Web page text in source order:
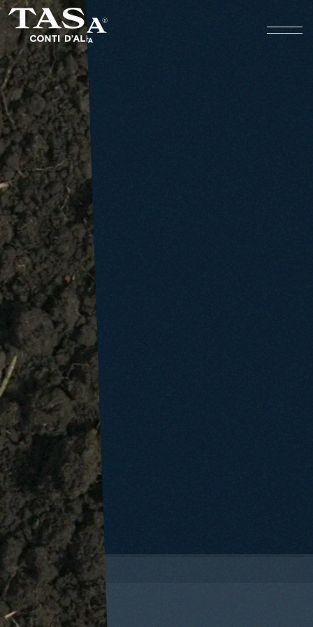
REGALEALI
TASCANTE
CAPOFARO
SALLIER DE
LA TOUR
WHITAKER